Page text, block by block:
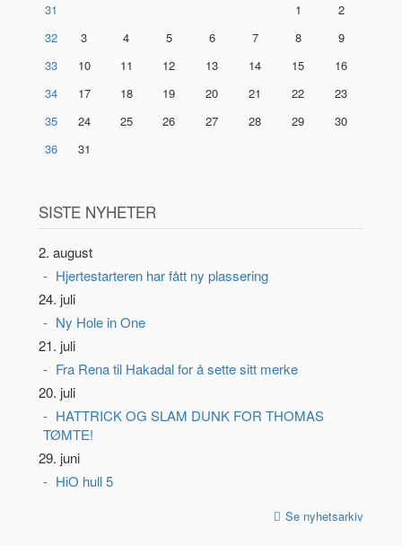
31 1
2
32
3 4 5 6 7 8
9
33
10 11 12 13 14 15
16
34
17 18 19 20 21 22
23
35
24 25 26 27 28 29
30
36
31
SISTE NYHETER
2. august
Hjertestarteren har fått ny plassering
24. juli
Ny Hole in One
21. juli
Fra Rena til Hakadal for å sette sitt merke
20. juli
HATTRICK OG SLAM DUNK FOR THOMAS
TØMTE!
29. juni
HiO hull 5
Se nyhetsarkiv